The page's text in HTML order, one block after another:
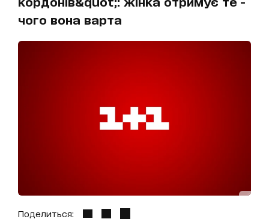
чого вона варта
Поделиться: